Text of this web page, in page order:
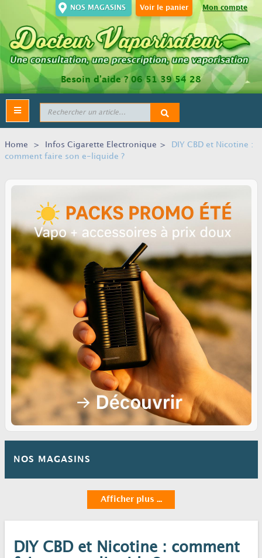
Mon compte
Voir le panier
NOS MAGASINS
Besoin d’aide ?06 51 39 54 28
Toggle
navigation
Home > Infos Cigarette Electronique >
DIY CBD et Nicotine :
comment faire son e-liquide ?
NOS MAGASINS
Afficher plus ...
DIY CBD et Nicotine : comment